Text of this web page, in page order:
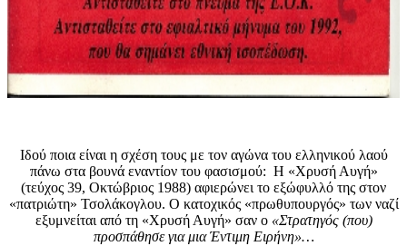
Ιδού ποια είναι η σχέση τους με τον αγώνα του ελληνικού λαού
πάνω στα βουνά εναντίον του φασισμού: Η «Χρυσή Αυγή»
(τεύχος 39, Οκτώβριος 1988) αφιερώνει το εξώφυλλό της στον
«πατριώτη» Τσολάκογλου. Ο κατοχικός «πρωθυπουργός» των ναζί
εξυμνείται από τη «Χρυσή Αυγή» σαν ο «Στρατηγός (που)
προσπάθησε για μια Έντιμη Ειρήνη»…